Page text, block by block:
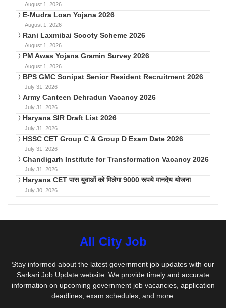
August 1, 2026
E-Mudra Loan Yojana 2026
August 1, 2026
Rani Laxmibai Scooty Scheme 2026
August 1, 2026
PM Awas Yojana Gramin Survey 2026
August 1, 2026
BPS GMC Sonipat Senior Resident Recruitment 2026
July 31, 2026
Army Canteen Dehradun Vacancy 2026
July 31, 2026
Haryana SIR Draft List 2026
July 31, 2026
HSSC CET Group C & Group D Exam Date 2026
July 31, 2026
Chandigarh Institute for Transformation Vacancy 2026
July 31, 2026
Haryana CET पास युवाओं को मिलेगा 9000 रूपये मानदेय योजना
July 30, 2026
All City Job
Stay informed about the latest government job updates with our
Sarkari Job Update website. We provide timely and accurate
information on upcoming government job vacancies, application
deadlines, exam schedules, and more.